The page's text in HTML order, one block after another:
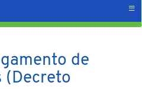
de
(Decreto